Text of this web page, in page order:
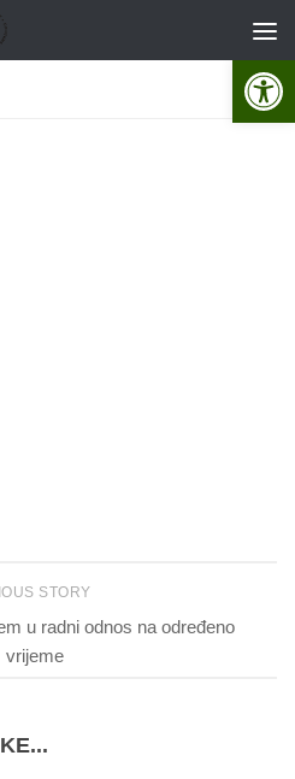
STORY
u radni odnos na određeno
vrijeme